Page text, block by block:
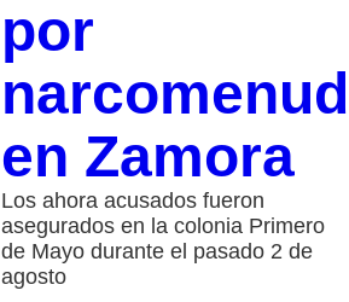
por
en Zamora
Los ahora acusados fueron
asegurados en la colonia Primero
de Mayo durante el pasado 2 de
agosto